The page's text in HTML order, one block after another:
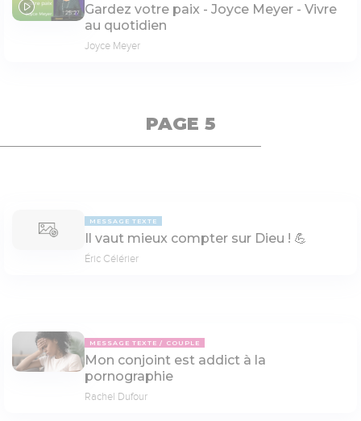
25:27
Gardez votre paix - Joyce Meyer - Vivre
au quotidien
Joyce Meyer
PAGE 5
MESSAGE TEXTE
Il vaut mieux compter sur Dieu ! 💪
Éric Célérier
MESSAGE TEXTE COUPLE
Mon conjoint est addict à la
pornographie
Rachel Dufour